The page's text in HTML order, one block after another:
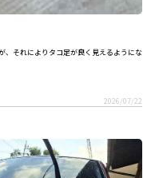
、それによりタコ足が良く見えるようにな
2026/07/22